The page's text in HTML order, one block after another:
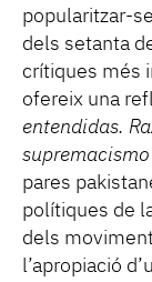
popularitzar-
dels setanta
crítiques més
ofereix una
entendidas.
pares
polítiques de
dels
l’apropiació